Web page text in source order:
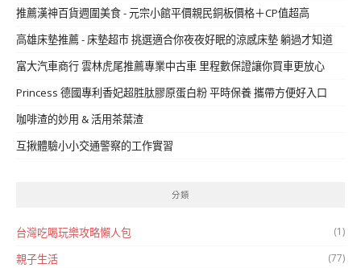
推薦漢神百貨週圍美食 - 元宗小館平價親民銅板價格＋CP值超高
高雄床墊推薦 - 床墊超市 挑選適合你夜夜好眠的涼感床墊 躺過才知道
富大汽車商行 雲林虎尾推薦專業中古車 里程數保證讓你買車更放心
Princess 德國專利香妃超胜肽膠原蛋白粉 平時保養 攜帶方便好入口
咖啡渣的妙用 & 活用茶葉渣
互揪體驗小小交通警察的工作實習
分類
台灣吃喝玩樂攻略懶人包 (1)
親子生活 (77)